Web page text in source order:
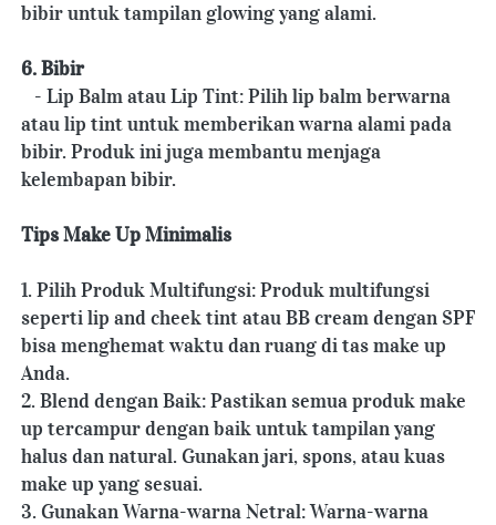
bibir untuk tampilan glowing yang alami.
6. Bibir
atau lip tint untuk memberikan warna alami pada
bibir. Produk ini juga membantu menjaga
kelembapan bibir.
Tips Make Up Minimalis
1. Pilih Produk Multifungsi: Produk multifungsi
seperti lip and cheek tint atau BB cream dengan SPF
bisa menghemat waktu dan ruang di tas make up
Anda.
2. Blend dengan Baik: Pastikan semua produk make
up tercampur dengan baik untuk tampilan yang
halus dan natural. Gunakan jari, spons, atau kuas
make up yang sesuai.
3. Gunakan Warna-warna Netral: Warna-warna